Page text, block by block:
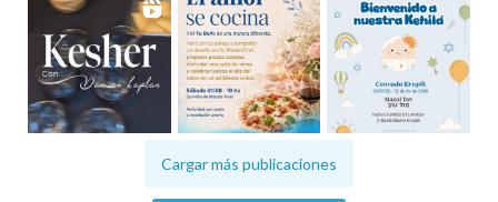
Cargar más publicaciones